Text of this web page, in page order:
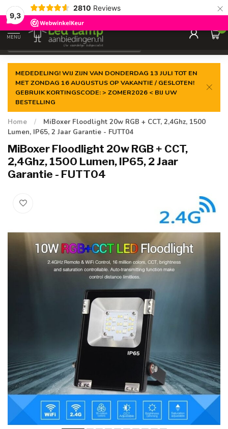
9,3
2810 Reviews ×
Gegarandeerde delaagste prijs
MENU
0
MEDEDELING! WIJ ZIJN VAN DONDERDAG 13 JULI TOT EN
MET ZONDAG 16 AUGUSTUS OP VAKANTIE / GESLOTEN!
GEBRUIK KORTINGSCODE: > ZOMER2026 < BIJ UW
BESTELLING
Home /
MiBoxer Floodlight 20w RGB + CCT, 2,4Ghz, 1500
Lumen, IP65, 2 Jaar Garantie - FUTT04
MiBoxer Floodlight 20w RGB + CCT,
2,4Ghz, 1500 Lumen, IP65, 2 Jaar
Garantie - FUTT04